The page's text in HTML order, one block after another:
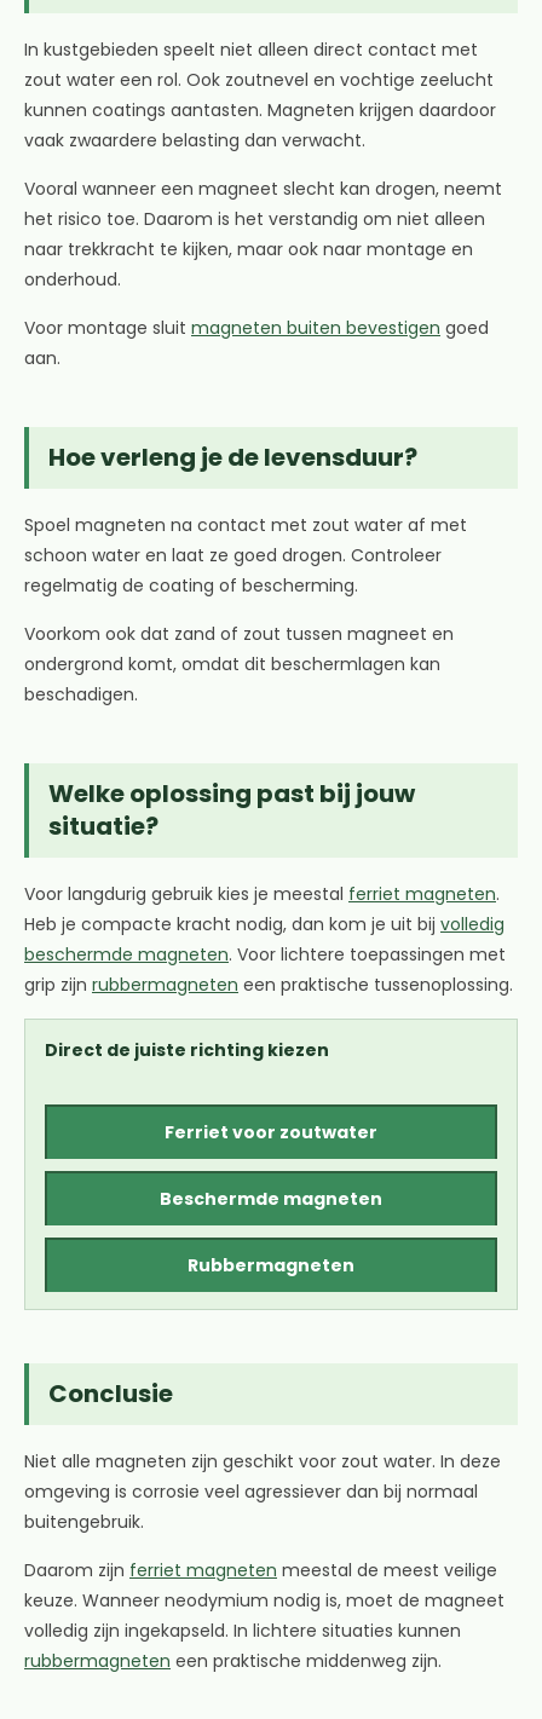
In kustgebieden speelt niet alleen direct contact met
zout water een rol. Ook zoutnevel en vochtige zeelucht
kunnen coatings aantasten. Magneten krijgen daardoor
vaak zwaardere belasting dan verwacht.
Vooral wanneer een magneet slecht kan drogen, neemt
het risico toe. Daarom is het verstandig om niet alleen
naar trekkracht te kijken, maar ook naar montage en
onderhoud.
Voor montage sluit magneten buiten bevestigen goed
aan.
Hoe verleng je de levensduur?
Spoel magneten na contact met zout water af met
schoon water en laat ze goed drogen. Controleer
regelmatig de coating of bescherming.
Voorkom ook dat zand of zout tussen magneet en
ondergrond komt, omdat dit beschermlagen kan
beschadigen.
Welke oplossing past bij jouw
situatie?
Voor langdurig gebruik kies je meestal ferriet magneten.
Heb je compacte kracht nodig, dan kom je uit bij volledig
beschermde magneten. Voor lichtere toepassingen met
grip zijn rubbermagneten een praktische tussenoplossing.
Direct de juiste richting kiezen
Ferriet voor zoutwater
Beschermde magneten
Rubbermagneten
Conclusie
Niet alle magneten zijn geschikt voor zout water. In deze
omgeving is corrosie veel agressiever dan bij normaal
buitengebruik.
Daarom zijn ferriet magneten meestal de meest veilige
keuze. Wanneer neodymium nodig is, moet de magneet
volledig zijn ingekapseld. In lichtere situaties kunnen
rubbermagneten een praktische middenweg zijn.